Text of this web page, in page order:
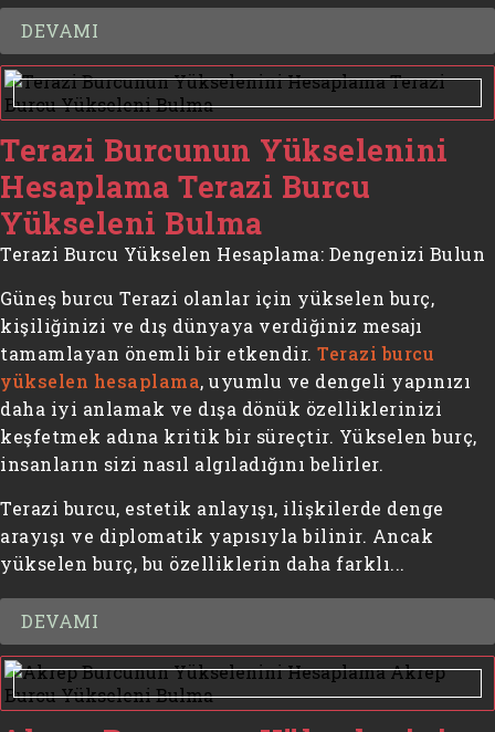
DEVAMI
Terazi Burcunun Yükselenini
Hesaplama Terazi Burcu
Yükseleni Bulma
Terazi Burcu Yükselen Hesaplama: Dengenizi Bulun
Güneş burcu Terazi olanlar için yükselen burç,
kişiliğinizi ve dış dünyaya verdiğiniz mesajı
tamamlayan önemli bir etkendir. Terazi burcu
yükselen hesaplama, uyumlu ve dengeli yapınızı
daha iyi anlamak ve dışa dönük özelliklerinizi
keşfetmek adına kritik bir süreçtir. Yükselen burç,
insanların sizi nasıl algıladığını belirler.
Terazi burcu, estetik anlayışı, ilişkilerde denge
arayışı ve diplomatik yapısıyla bilinir. Ancak
yükselen burç, bu özelliklerin daha farklı...
DEVAMI